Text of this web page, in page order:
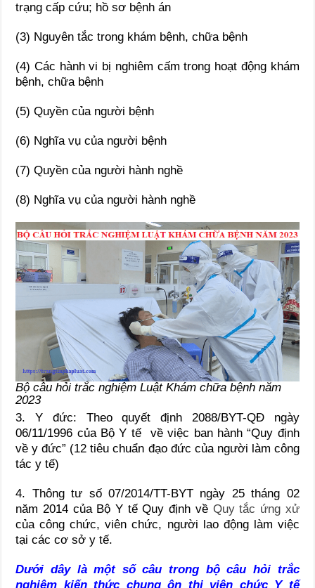
trạng cấp cứu; hồ sơ bệnh án
(3) Nguyên tắc trong khám bệnh, chữa bệnh
(4) Các hành vi bị nghiêm cấm trong hoạt động khám
bệnh, chữa bệnh
(5) Quyền của người bệnh
(6) Nghĩa vụ của người bệnh
(7) Quyền của người hành nghề
(8) Nghĩa vụ của người hành nghề
Bộ câu hỏi trắc nghiệm Luật Khám chữa bệnh năm
2023
3. Y đức: Theo quyết định 2088/BYT-QĐ ngày
06/11/1996 của Bộ Y tế về việc ban hành “Quy định
về y đức” (12 tiêu chuẩn đạo đức của người làm công
tác y tế)
4. Thông tư số 07/2014/TT-BYT ngày 25 tháng 02
năm 2014 của Bộ Y tế Quy định vềQuy tắc ứng xử
của công chức, viên chức, người lao động làm việc
tại các cơ sở y tế.
Dưới dây là một số câu trong bộ câu hỏi trắc
nghiệm kiến thức chung ôn thi viên chức Y tế